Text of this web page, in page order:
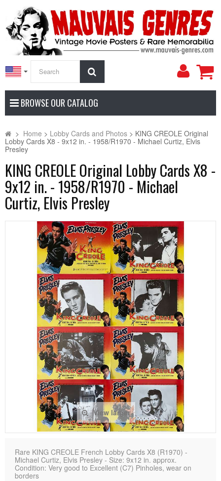
My
BROWSE OUR CATALOG
> Home > Lobby Cards and Photos > KING CREOLE Original
Lobby Cards X8 - 9x12 in. - 1958/R1970 - Michael Curtiz, Elvis
Presley
KING CREOLE Original Lobby Cards X8 -
9x12 in. - 1958/R1970 - Michael
Curtiz, Elvis Presley
View larger
Rare KING CREOLE French Lobby Cards X8 (R1970) -
Michael Curtiz, Elvis Presley - Size: 9x12 in. approx.
Condition: Very good to Excellent (C7) Pinholes, wear on
borders